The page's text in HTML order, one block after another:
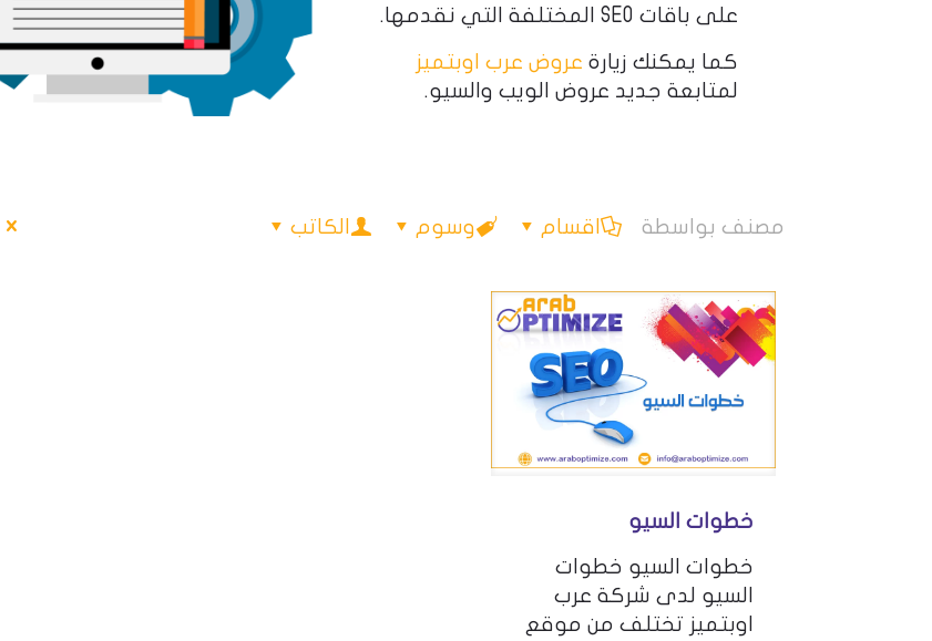
على باقات SEO المختلفة التي نقدمها.
كما يمكنك زيارة عروض عرب اوبتميز
لمتابعة جديد عروض الويب والسيو.
مصنف بواسطة اقسام وسوم الكاتب
خطوات السيو
خطوات السيو خطوات
السيو لدى شركة عرب
اوبتميز تختلف من موقع